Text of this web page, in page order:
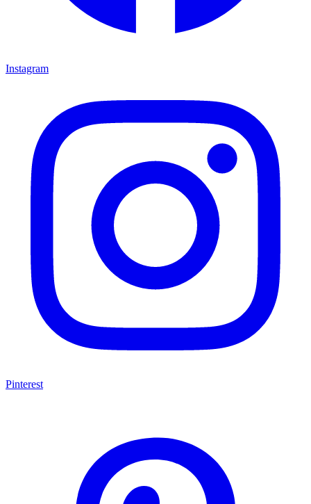
Instagram
Pinterest